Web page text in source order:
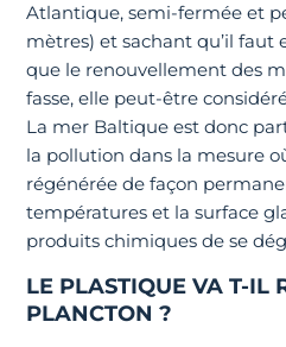
Atlantique, semi-fermée et
mètres) et sachant qu’il faut
que le renouvellement des
fasse, elle peut-être
La mer Baltique est donc
la pollution dans la mesure
régénérée de façon
températures et la surface
produits chimiques de se
LE PLASTIQUE VA T-IL
PLANCTON ?